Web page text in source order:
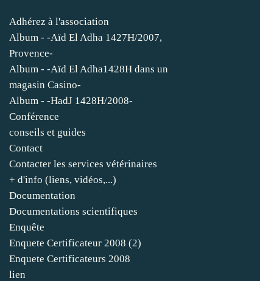
Adhérez à l'association
Album - -Aïd El Adha 1427H/2007,
Provence-
Album - -Aïd El Adha1428H dans un
magasin Casino-
Album - -HadJ 1428H/2008-
Conférence
conseils et guides
Contact
Contacter les services vétérinaires
+ d'info (liens, vidéos,...)
Documentation
Documentations scientifiques
Enquête
Enquete Certificateur 2008 (2)
Enquete Certificateurs 2008
lien